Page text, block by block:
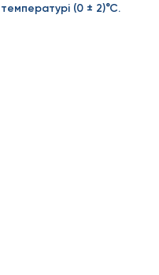
температурі (0 ± 2)°С.